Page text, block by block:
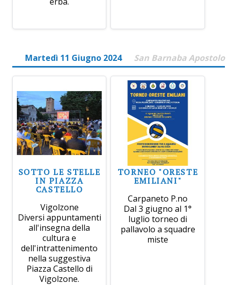
Martedì 11 Giugno 2024 San Barnaba Apostolo
SOTTO LE STELLE
IN PIAZZA
CASTELLO
Vigolzone
Diversi appuntamenti
all'insegna della
cultura e
dell'intrattenimento
nella suggestiva
Piazza Castello di
Vigolzone.
TORNEO "ORESTE
EMILIANI"
Carpaneto P.no
Dal 3 giugno al 1°
luglio torneo di
pallavolo a squadre
miste